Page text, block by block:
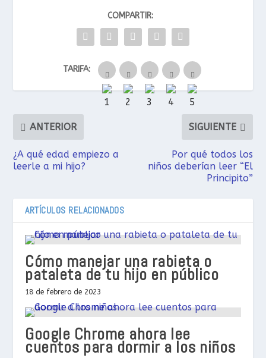
COMPARTIR:
TARIFA:
ANTERIOR
¿A qué edad empiezo a
leerle a mi hijo?
SIGUIENTE
Por qué todos los
niños deberían leer “El
Principito”
ARTÍCULOS RELACIONADOS
Cómo manejar una rabieta o
pataleta de tu hijo en público
18 de febrero de 2023
Google Chrome ahora lee
cuentos para dormir a los niños